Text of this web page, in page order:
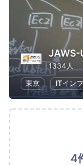
JAWS-
1334人
東京
ITイン
4